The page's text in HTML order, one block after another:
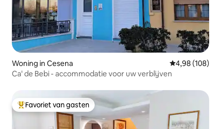
Woning in Cesena Gemiddelde
4,98 (108)
Ca' de Bebi - accommodatie voor uw verblijven
Topfavoriet van gasten
Favoriet van gasten